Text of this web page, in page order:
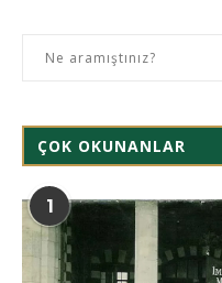
ÇOK OKUNANLAR
1